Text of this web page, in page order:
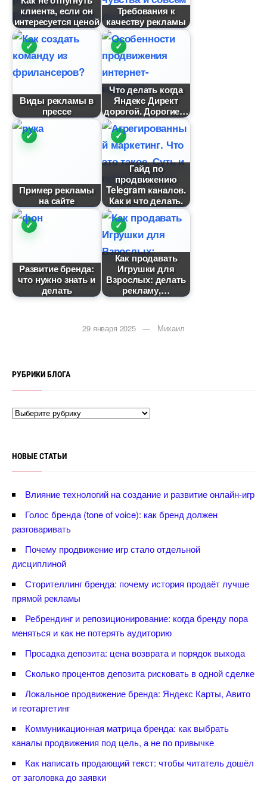
клиента, если он
интересуется ценой
Требования к
качеству рекламы
иды рекламы
прессе
Что делать когда
Яндекс Директ
дорогой. Дорогие
Пример рекламы
на сайте
Гайд по
продвижению
Telegram каналов.
Как и что делать.
Развитие бренда:
что нужно знать и
делать
Как продавать
Игрушки для
зрослых: делать
рекламу,
29 января 2025 — Михаил
РУБРИКИ БЛОГА
НОВЫЕ СТАТЬИ
лияние технологий на создание и развитие онлайн-игр
Голос бренда (tone of voice): как бренд должен
разговаривать
Почему продвижение игр стало отдельной
дисциплиной
Сторителлинг бренда: почему история продаёт лучше
прямой рекламы
Ребрендинг и репозиционирование: когда бренду пора
меняться и как не потерять аудиторию
Просадка депозита: цена возврата и порядок выхода
Сколько процентов депозита рисковать в одной сделке
Локальное продвижение бренда: Яндекс Карты, Авито
и геотаргетин
Коммуникационная матрица бренда: как выбрать
каналы продвижения под цель, а не по привычке
Как написать продающий текст: чтобы читатель дошёл
от заголовка до заявки